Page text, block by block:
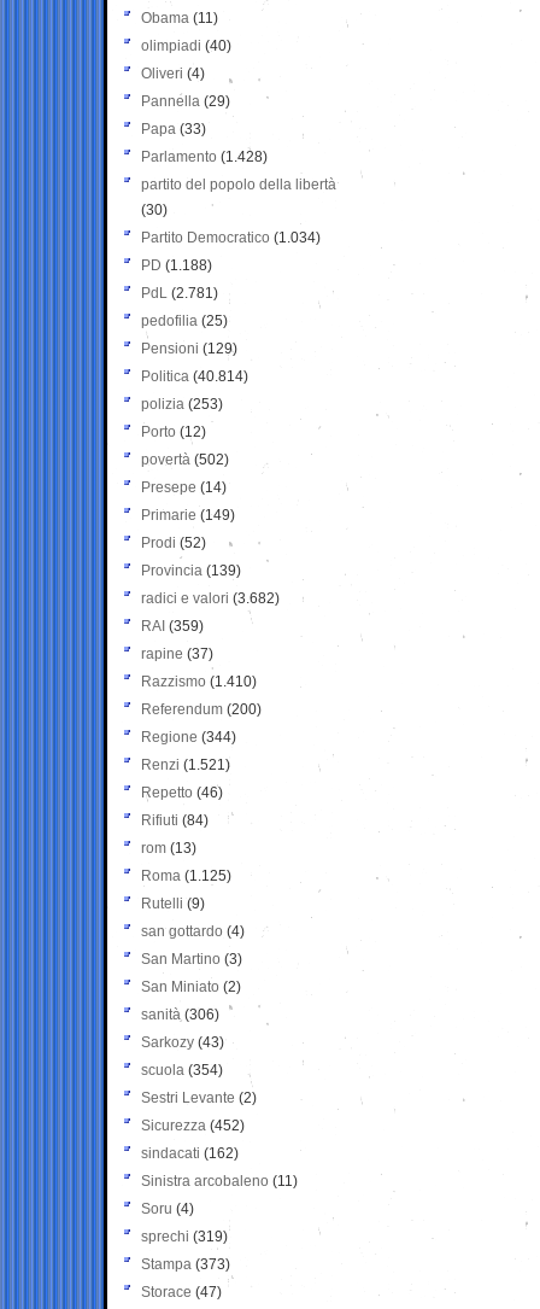
Obama (11)
olimpiadi (40)
Oliveri (4)
Pannella (29)
Papa (33)
Parlamento (1.428)
partito del popolo della libertà
(30)
Partito Democratico (1.034)
PD (1.188)
PdL (2.781)
pedofilia (25)
Pensioni (129)
Politica (40.814)
polizia (253)
Porto (12)
povertà (502)
Presepe (14)
Primarie (149)
Prodi (52)
Provincia (139)
radici e valori (3.682)
RAI (359)
rapine (37)
Razzismo (1.410)
Referendum (200)
Regione (344)
Renzi (1.521)
Repetto (46)
Rifiuti (84)
rom (13)
Roma (1.125)
Rutelli (9)
san gottardo (4)
San Martino (3)
San Miniato (2)
sanità (306)
Sarkozy (43)
scuola (354)
Sestri Levante (2)
Sicurezza (452)
sindacati (162)
Sinistra arcobaleno (11)
Soru (4)
sprechi (319)
Stampa (373)
Storace (47)